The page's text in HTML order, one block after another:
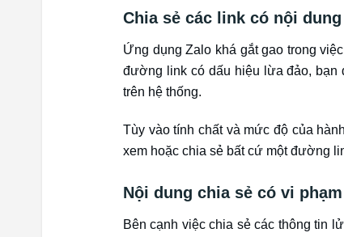
Chia sẻ các link có nội
Ứng dụng Zalo khá gắt gao trong
đường link có dấu hiệu lừa đảo, bạn
trên hệ thống.
Tùy vào tính chất và mức độ của
xem hoặc chia sẻ bất cứ một đường
Nội dung chia sẻ có vi
Bên cạnh việc chia sẻ các thông tin